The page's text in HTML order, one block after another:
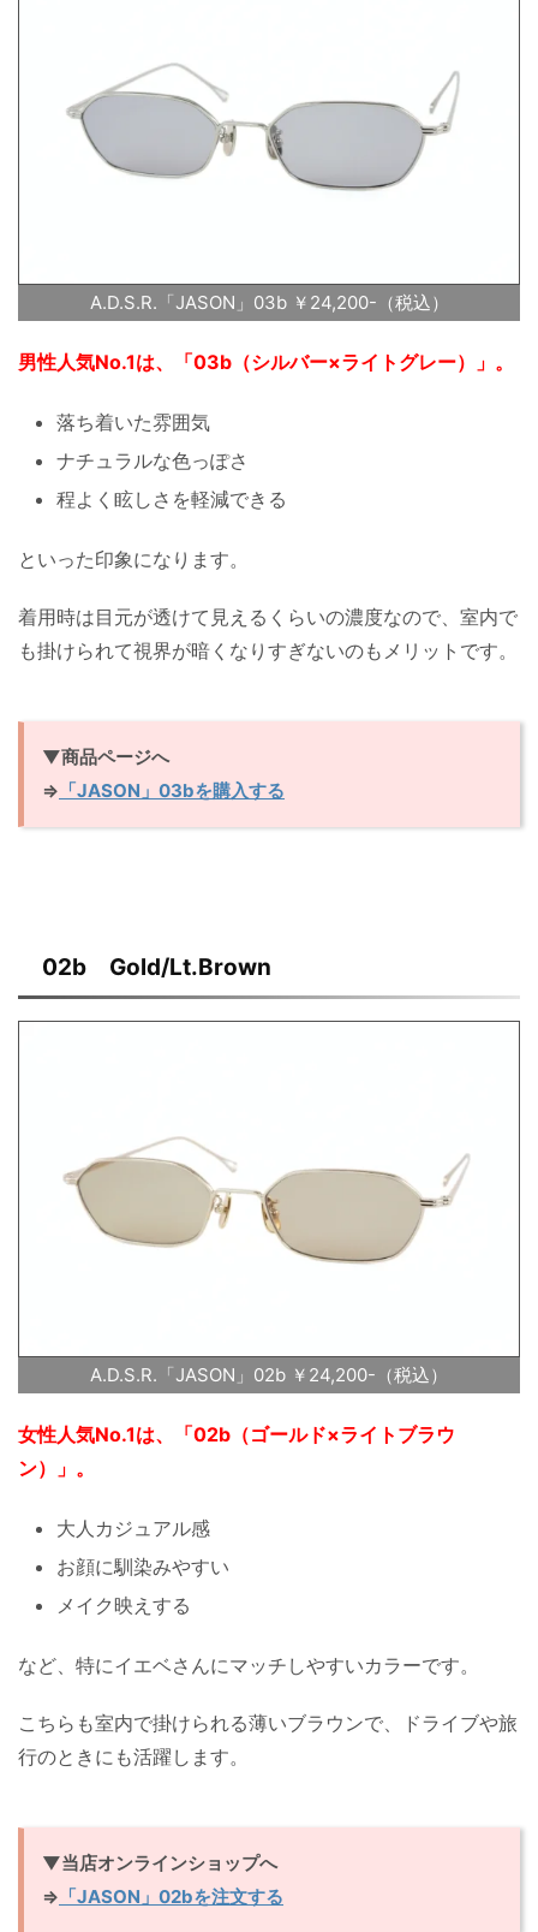
A.D.S.R.「JASON」03b ￥24,200-（税込）
男性人気No.1は、「03b（シルバー×ライトグレー）」。
落ち着いた雰囲気
ナチュラルな色っぽさ
程よく眩しさを軽減できる
といった印象になります。
着用時は目元が透けて見えるくらいの濃度なので、室内で
も掛けられて視界が暗くなりすぎないのもメリットです。
▼商品ページへ
⇒ 「JASON」03bを購入する
02b Gold/Lt.Brown
A.D.S.R.「JASON」02b ￥24,200-（税込）
女性人気No.1は、「02b（ゴールド×ライトブラウ
ン）」。
大人カジュアル感
お顔に馴染みやすい
メイク映えする
など、特にイエベさんにマッチしやすいカラーです。
こちらも室内で掛けられる薄いブラウンで、ドライブや旅
行のときにも活躍します。
▼当店オンラインショップへ
⇒ 「JASON」02bを注文する